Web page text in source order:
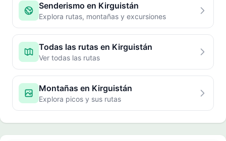
Senderismo en Kirguistán
Explora rutas, montañas y excursiones
Todas las rutas en Kirguistán
Ver todas las rutas
Montañas en Kirguistán
Explora picos y sus rutas